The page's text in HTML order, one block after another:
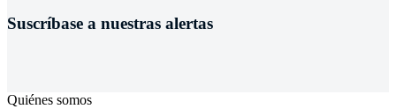
Suscríbase a nuestras alertas
Quiénes somos